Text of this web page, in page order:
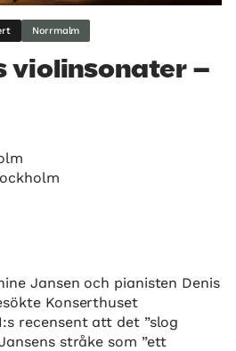
Norrmalm
violinsonater –
Jansen och pianisten Denis
Konserthuset
recensent att det ”slog
stråke som ”ett